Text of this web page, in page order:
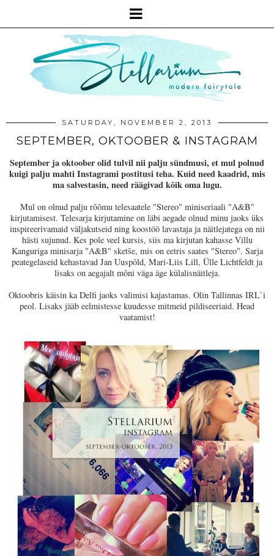
SATURDAY, NOVEMBER 2, 2013
SEPTEMBER, OKTOOBER & INSTAGRAM
September ja oktoober olid tulvil nii palju sündmusi, et mul polnud
kuigi palju mahti Instagrami postitusi teha. Kuid need kaadrid, mis
ma salvestasin, need räägivad kõik oma lugu.
Mul on olnud palju rõõmu telesaatele "Stereo" miniseriaali "A&B"
kirjutamisest. Telesarja kirjutamine on läbi aegade olnud minu jaoks üks
inspireerivamaid väljakutseid ning koostöö lavastaja ja näitlejatega on nii
hästi sujunud. Kes pole veel kursis, siis ma kirjutan kahasse Villu
Kanguriga minisarja "A&B" sketše, mis on eetris saates "Stereo". Sarja
peategelaseid kehastavad Jan Uuspõld, Mari-Liis Lill, Ülle Lichtfeldt ja
lisaks on aegajalt mõni väga äge külalisnäitleja.
Oktoobris käisin ka Delfi jaoks valimisi kajastamas. Olin Tallinnas IRL`i
peol. Lisaks jääb eelmistesse kuudesse mitmeid pildiseeriaid. Head
vaatamist!